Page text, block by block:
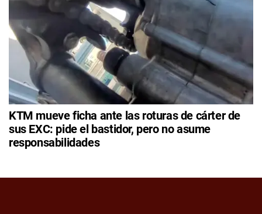
KTM mueve ficha ante las roturas de cárter de
sus EXC: pide el bastidor, pero no asume
responsabilidades